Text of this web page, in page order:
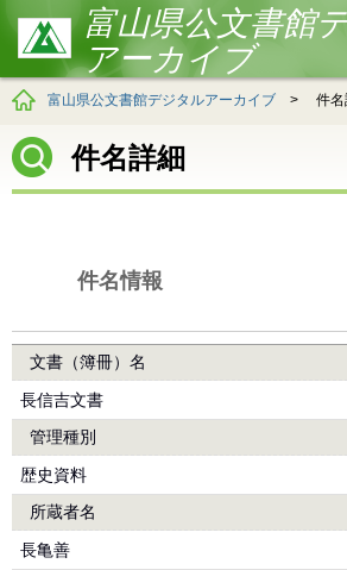
富山県公文書館
アーカイブ
富山県公文書館デジタルアーカイブ > 件名
件名詳細
件名情報
文書（簿冊）名
長信吉文書
管理種別
歴史資料
所蔵者名
長亀善